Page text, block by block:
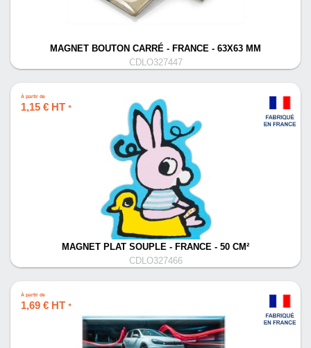
MAGNET BOUTON CARRÉ - FRANCE - 63X63 MM
CDLO327447
À partir de
1,15 € HT *
MAGNET PLAT SOUPLE - FRANCE - 50 CM²
CDLO327466
À partir de
1,69 € HT *